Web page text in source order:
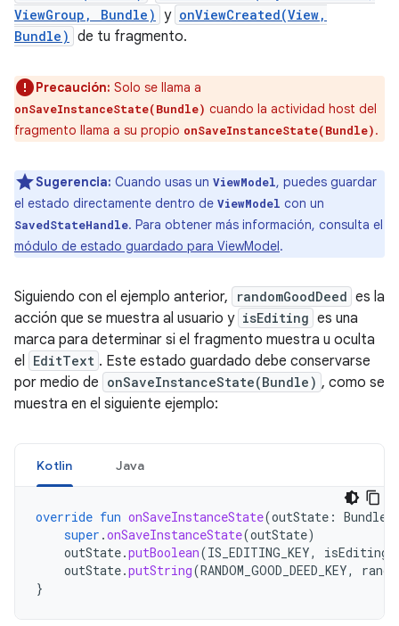
ViewGroup, Bundle) y onViewCreated(View,
Bundle) de tu fragmento.
Precaución: Solo se llama a
onSaveInstanceState(Bundle) cuando la actividad host del
fragmento llama a su propio onSaveInstanceState(Bundle).
Sugerencia: Cuando usas un ViewModel, puedes guardar
el estado directamente dentro de ViewModel con un
SavedStateHandle. Para obtener más información, consulta el
módulo de estado guardado para ViewModel.
Siguiendo con el ejemplo anterior, randomGoodDeed es la
acción que se muestra al usuario y isEditing es una
marca para determinar si el fragmento muestra u oculta
el
EditText . Este estado guardado debe conservarse
por medio de onSaveInstanceState(Bundle) , como se
muestra en el siguiente ejemplo:
Kotlin Java
override fun onSaveInstanceState(outState : Bundle
super .onSaveInstanceState(outState)
outState.putBoolean(IS_EDITING_KEY, isEditing
outState.putString(RANDOM_GOOD_DEED_KEY,
}